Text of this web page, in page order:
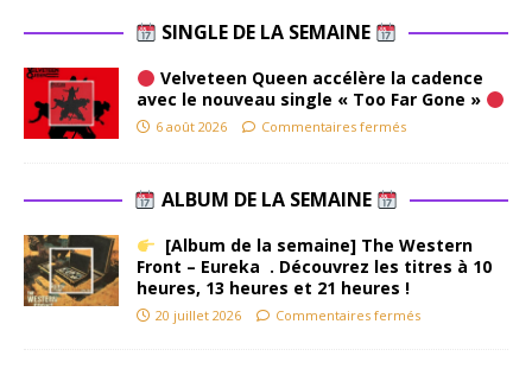
SINGLE DE LA SEMAINE
Velveteen Queen accélère la cadence
avec le nouveau single « Too Far Gone »
6 août 2026 Commentaires fermés
ALBUM DE LA SEMAINE
[Album de la semaine] The Western
Front – Eureka . Découvrez les titres à 10
heures, 13 heures et 21 heures !
20 juillet 2026 Commentaires fermés